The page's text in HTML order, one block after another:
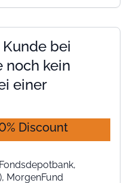
bei
noch kein
einer
Discount
MorgenFund